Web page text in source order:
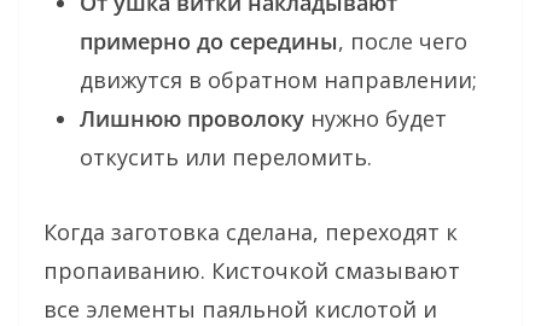
примерно до середины, после чего
движутся в обратном направлении;
Лишнюю проволоку нужно будет
откусить или переломить.
Когда заготовка сделана, переходят к
пропаиванию. Кисточкой смазывают
все элементы паяльной кислотой и